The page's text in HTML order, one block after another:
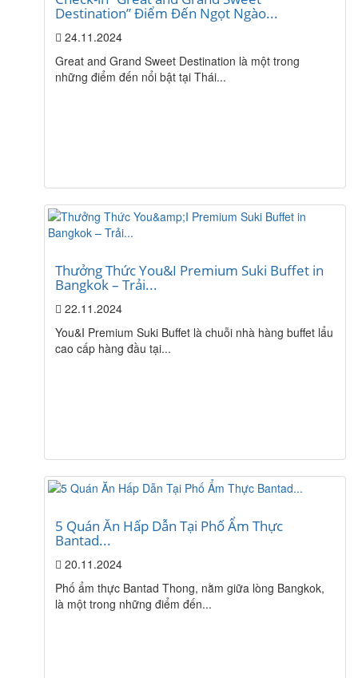
Destination” Điểm Đến Ngọt Ngào...
24.11.2024
Great and Grand Sweet Destination là một trong
những điểm đến nổi bật tại Thái...
Thưởng Thức You&I Premium Suki Buffet in
Bangkok – Trải...
22.11.2024
You&I Premium Suki Buffet là chuỗi nhà hàng buffet lẩu
cao cấp hàng đầu tại...
5 Quán Ăn Hấp Dẫn Tại Phố Ẩm Thực
Bantad...
20.11.2024
Phố ẩm thực Bantad Thong, nằm giữa lòng Bangkok,
là một trong những điểm đến...